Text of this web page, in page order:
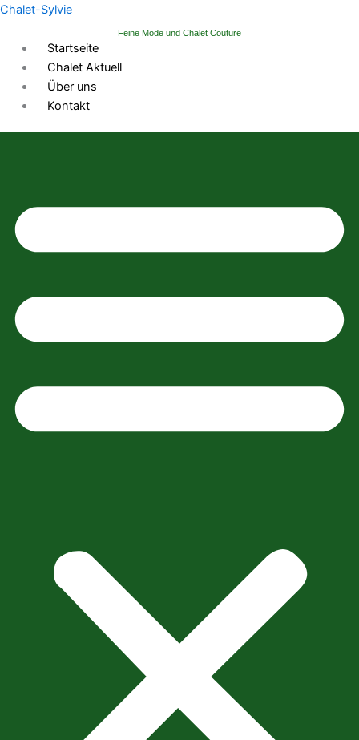
Zum
springen
Chalet-Sylvie
Feine Mode und Chalet Couture
Startseite
Chalet Aktuell
Über uns
Kontakt